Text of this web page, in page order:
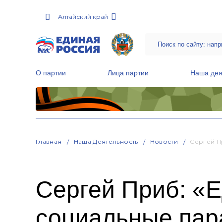
Алтайский край
О партии Лица партии Наша
Главная Наша Деятельность Новости Сергей
Сергей Приб: